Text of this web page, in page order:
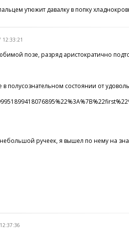
утюжит давалку в попку
12:33:21
позе, разряд аристократично
полусознательном состоянии от
ручеек, я вышел по нему на